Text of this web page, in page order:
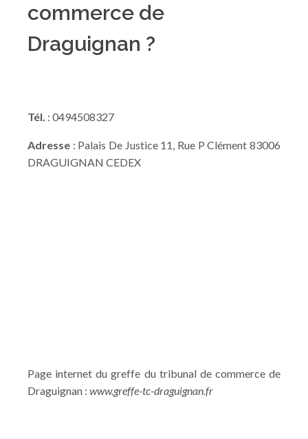
commerce de
Draguignan ?
Tél. : 0494508327
Adresse : Palais De Justice 11, Rue P Clément 83006
DRAGUIGNAN CEDEX
Page internet du greffe du tribunal de commerce de
Draguignan : www.greffe-tc-draguignan.fr